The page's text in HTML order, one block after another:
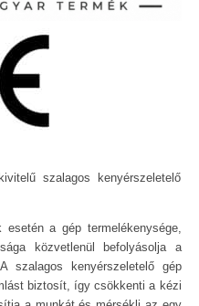
szalagos kenyérszeletelő
a gép termelékenysége,
közvetlenül befolyásolja a
szalagos kenyérszeletelő gép
biztosít, így csökkenti a kézi